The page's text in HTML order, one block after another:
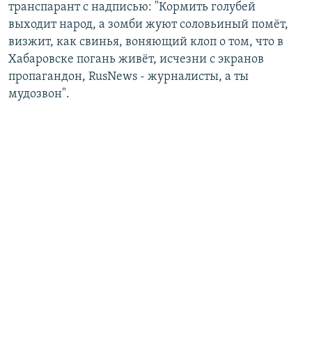
транспарант с надписью: "Кормить голубей
выходит народ, а зомби жуют соловьиный помёт,
визжит, как свинья, воняющий клоп о том, что в
Хабаровске погань живёт, исчезни с экранов
пропагандон, RusNews - журналисты, а ты
мудозвон".